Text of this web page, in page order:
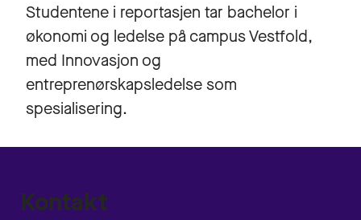
Studentene i reportasjen tar bachelor i
økonomi og ledelse på campus Vestfold,
med Innovasjon og
entreprenørskapsledelse som
spesialisering.
Kontakt